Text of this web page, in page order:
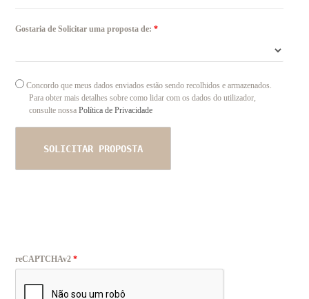
Gostaria de Solicitar uma proposta de:*
Concordo
meus
recolhidos
sobre
como
lidar
Concordo que meus dados enviados estão sendo recolhidos e armazenados.
Para obter mais detalhes sobre como lidar com os dados do utilizador,
consulte nossaPolítica de Privacidade
reCAPTCHAv2*